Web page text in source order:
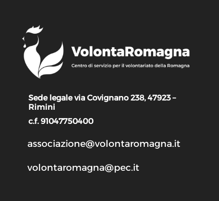
Sede legale via Covignano 238, 47923 –
Rimini
c.f. 91047750400
associazione@volontaromagna.it
volontaromagna@pec.it